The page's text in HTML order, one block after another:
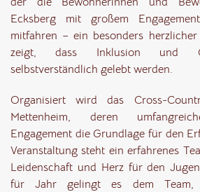
Ecksberg mit großem
mitfahren – ein besonders
zeigt, dass Inklusion und
selbstverständlich gelebt werden.
Organisiert wird das Cross-
Mettenheim, deren
Engagement die Grundlage für den
Veranstaltung steht ein erfahrenes
Leidenschaft und Herz für den
für Jahr gelingt es dem Team,